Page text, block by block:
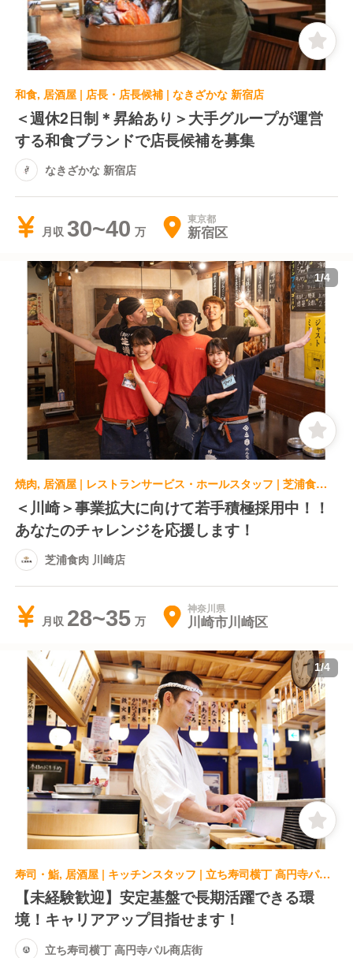
和食, 居酒屋 | 店長・店長候補 | なきざかな 新宿店
＜週休2日制＊昇給あり＞大手グループが運営
する和食ブランドで店長候補を募集
なきざかな 新宿店
月収 30~40 東京都
新宿区
1/4
焼肉, 居酒屋 | レストランサービス・ホールスタッフ | 芝浦食肉 川崎店
＜川崎＞事業拡大に向けて若手積極採用中！！
あなたのチャレンジを応援します！
芝浦食肉 川崎店
月収 28~35 神奈川県
川崎市川崎区
1/4
寿司・鮨, 居酒屋 | キッチンスタッフ | 立ち寿司横丁 高円寺パル商店街
【未経験歓迎】安定基盤で長期活躍できる環
境！キャリアアップ目指せます！
立ち寿司横丁 高円寺パル商店街